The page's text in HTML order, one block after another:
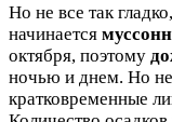
Но не все так
начинается
октября, поэтому
ночью и днем. Но
кратковременные